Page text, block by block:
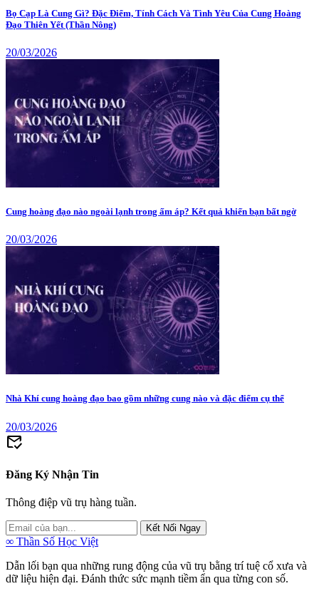
Bọ Cạp Là Cung Gì? Đặc Điểm, Tính Cách Và Tình Yêu Của Cung Hoàng
Đạo Thiên Yết (Thần Nông)
20/03/2026
Cung hoàng đạo nào ngoài lạnh trong ấm áp? Kết quả khiến bạn bất ngờ
20/03/2026
Nhà Khí cung hoàng đạo bao gồm những cung nào và đặc điểm cụ thể
20/03/2026
mark_email_read
Đăng Ký Nhận Tin
Thông điệp vũ trụ hàng tuần.
Kết Nối Ngay
∞ Thần Số Học Việt
Dẫn lối bạn qua những rung động của vũ trụ bằng trí tuệ cổ xưa và
dữ liệu hiện đại. Đánh thức sức mạnh tiềm ẩn qua từng con số.